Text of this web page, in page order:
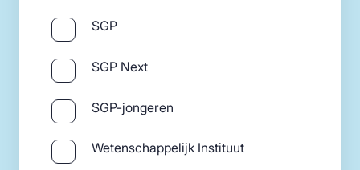
SGP
SGP Next
SGP-jongeren
Wetenschappelijk Instituut